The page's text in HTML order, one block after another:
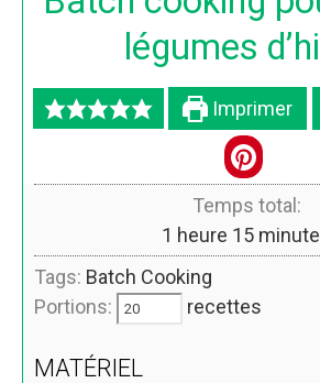
légumes
Imprimer
Temps total:
1 heure 15
Tags: Batch Cooking
Portions:
recettes
MATÉRIEL